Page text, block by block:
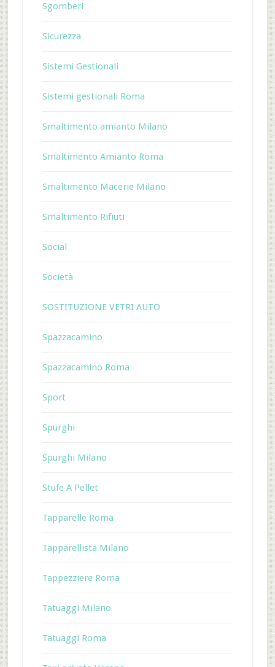
Sgomberi
Sicurezza
Sistemi Gestionali
Sistemi gestionali Roma
Smaltimento amianto Milano
Smaltimento Amianto Roma
Smaltimento Macerie Milano
Smaltimento Rifiuti
Social
Società
SOSTITUZIONE VETRI AUTO
Spazzacamino
Spazzacamino Roma
Sport
Spurghi
Spurghi Milano
Stufe A Pellet
Tapparelle Roma
Tapparellista Milano
Tappezziere Roma
Tatuaggi Milano
Tatuaggi Roma